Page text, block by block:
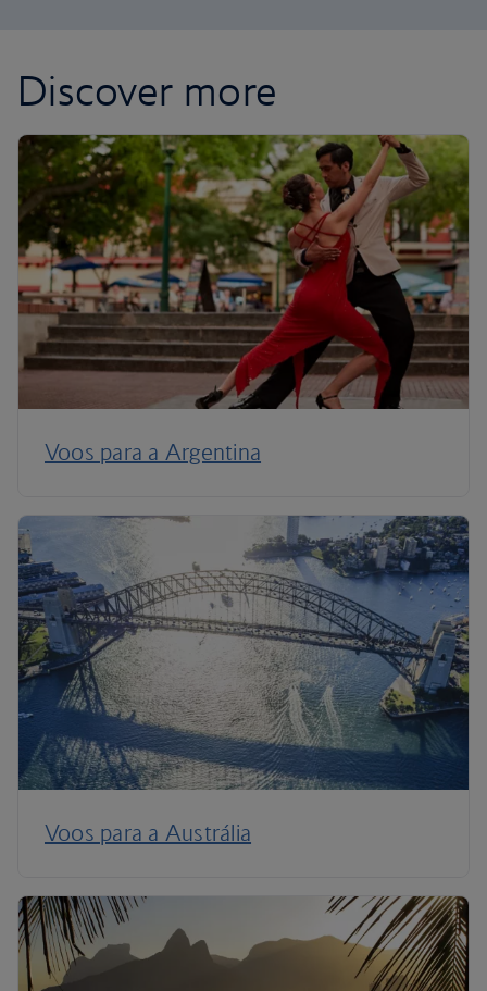
Discover more
Voos para a Argentina
Voos para a Austrália